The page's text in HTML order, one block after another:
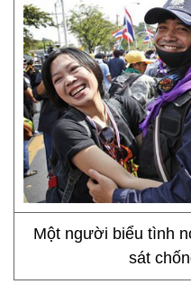
Một người biểu tình
sát